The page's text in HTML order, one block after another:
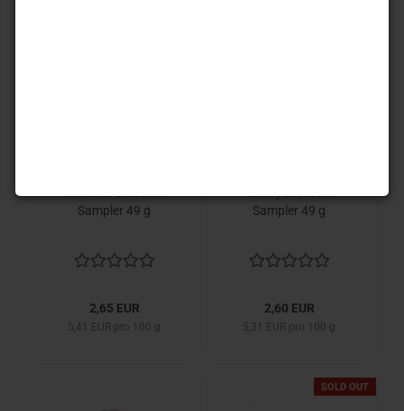
Sampler 49 g
2,65 EUR
5,41 EUR pro 100 g
Sampler 49 g
2,60 EUR
5,31 EUR pro 100 g
SOLD OUT